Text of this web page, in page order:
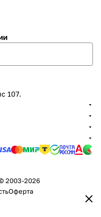
107.
2003-2026
Оферта